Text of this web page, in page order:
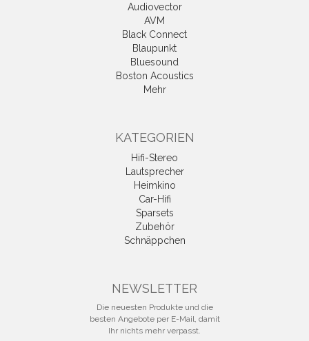
Audiovector
AVM
Black Connect
Blaupunkt
Bluesound
Boston Acoustics
Mehr
KATEGORIEN
Hifi-Stereo
Lautsprecher
Heimkino
Car-Hifi
Sparsets
Zubehör
Schnäppchen
NEWSLETTER
Die neuesten Produkte und die
besten Angebote per E-Mail, damit
Ihr nichts mehr verpasst.